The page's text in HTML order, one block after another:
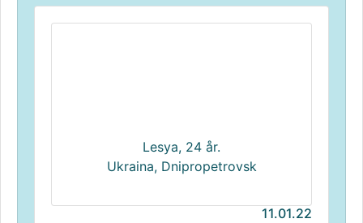
Lesya, 24 år.
Ukraina, Dnipropetrovsk
11.01.22